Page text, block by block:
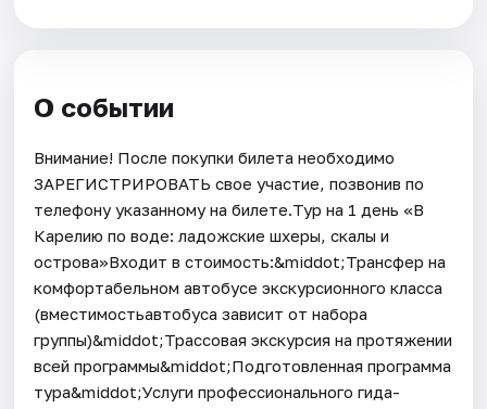
О событии
Внимание! После покупки билета необходимо
ЗАРЕГИСТРИРОВАТЬ свое участие, позвонив по
телефону указанному на билете.Тур на 1 день «В
Карелию по воде: ладожские шхеры, скалы и
острова»Входит в стоимость:&middot;Трансфер на
комфортабельном автобусе экскурсионного класса
(вместимостьавтобуса зависит от набора
группы)&middot;Трассовая экскурсия на протяжении
всей программы&middot;Подготовленная программа
тура&middot;Услуги профессионального гида-